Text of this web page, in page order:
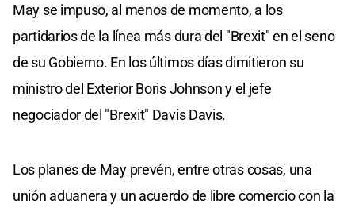
May se impuso, al menos de momento, a los
partidarios de la línea más dura del "Brexit" en el seno
de su Gobierno. En los últimos días dimitieron su
ministro del Exterior Boris Johnson y el jefe
negociador del "Brexit" Davis Davis.
Los planes de May prevén, entre otras cosas, una
unión aduanera y un acuerdo de libre comercio con la